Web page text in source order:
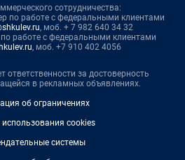
сотрудничества:
по работе с федеральными клиентами
, моб. + 7 982 640 34 32
работе с федеральными клиентами
, моб. +7 910 402 4056
ответственности за достоверность
в рекламных объявлениях.
об ограничениях
cookies
системы